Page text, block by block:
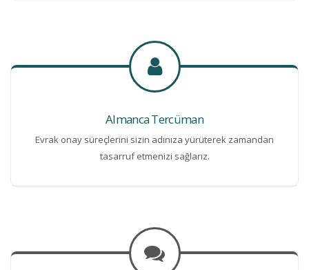
Almanca Tercüman
Evrak onay süreçlerini sizin adınıza yürüterek zamandan
tasarruf etmenizi sağlarız.